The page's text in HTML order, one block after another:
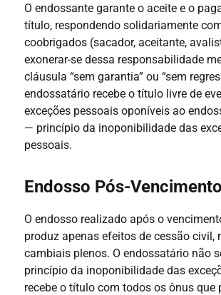
O endossante garante o aceite e o
título, respondendo solidariamente
coobrigados (sacador, aceitante,
exonerar-se dessa responsabilidade
cláusula “sem garantia” ou “sem
endossatário recebe o título livre de
exceções pessoais oponíveis ao
— princípio da inoponibilidade das
pessoais.
Endosso Pós-Vencimento
O endosso realizado após o
produz apenas efeitos de cessão civil,
cambiais plenos. O endossatário não
princípio da inoponibilidade das
recebe o título com todos os ônus que